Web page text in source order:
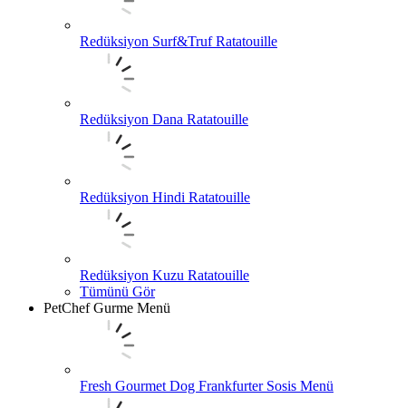
Redüksiyon Surf&Truf Ratatouille
Redüksiyon Dana Ratatouille
Redüksiyon Hindi Ratatouille
Redüksiyon Kuzu Ratatouille
Tümünü Gör
PetChef Gurme Menü
Fresh Gourmet Dog Frankfurter Sosis Menü